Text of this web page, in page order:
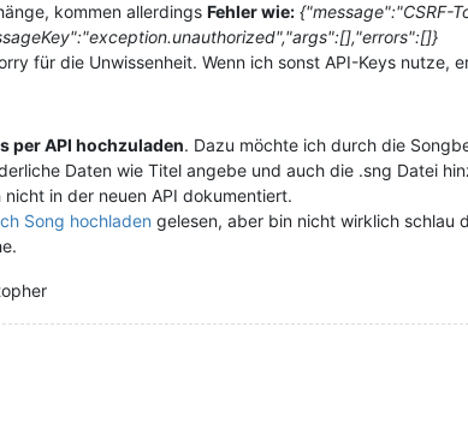
kommen allerdings Fehler wie: {"message":"CSRF-
für die Unwissenheit. Wenn ich sonst API-Keys nutze,
per API hochzuladen. Dazu möchte ich durch die
Daten wie Titel angebe und auch die .sng Datei
nicht in der neuen API dokumentiert.
Song hochladen gelesen, aber bin nicht wirklich schlau